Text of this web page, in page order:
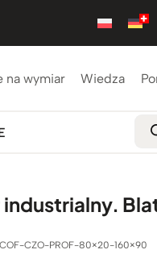
na wymiar Wiedza
industrialny.
CZO-PROF-80×20-160×90